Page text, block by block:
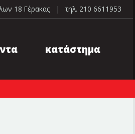
18 Γέρακας | τηλ. 210 6611953
κατάστημα